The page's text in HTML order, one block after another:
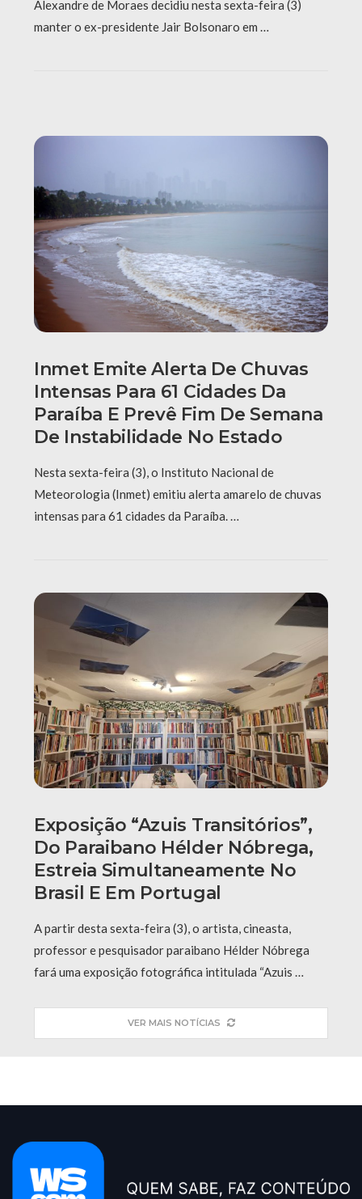
Alexandre de Moraes decidiu nesta sexta-feira (3)
manter o ex-presidente Jair Bolsonaro em …
Inmet Emite Alerta De Chuvas
Intensas Para 61 Cidades Da
Paraíba E Prevê Fim De Semana
De Instabilidade No Estado
Nesta sexta-feira (3), o Instituto Nacional de
Meteorologia (Inmet) emitiu alerta amarelo de chuvas
intensas para 61 cidades da Paraíba. …
Exposição “Azuis Transitórios”,
Do Paraibano Hélder Nóbrega,
Estreia Simultaneamente No
Brasil E Em Portugal
A partir desta sexta-feira (3), o artista, cineasta,
professor e pesquisador paraibano Hélder Nóbrega
fará uma exposição fotográfica intitulada “Azuis …
VER MAIS NOTÍCIAS